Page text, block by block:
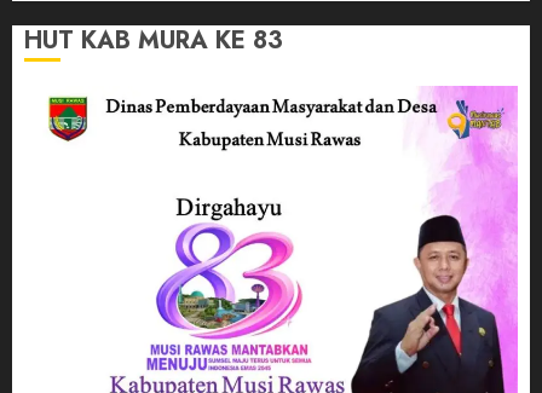
HUT KAB MURA KE 83